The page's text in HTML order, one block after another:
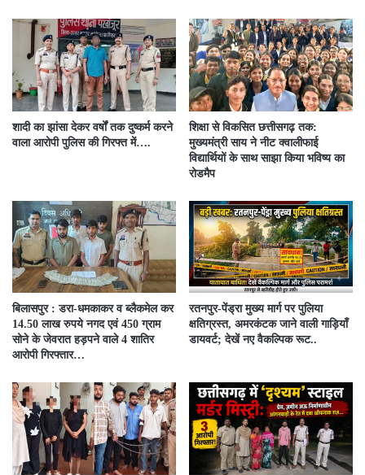
शादी का झांसा देकर वर्षों तक दुष्कर्म करने
वाला आरोपी पुलिस की गिरफ्त में….
शिक्षा से विकसित छत्तीसगढ़ तक:
मुख्यमंत्री साय ने नीट क्वालीफाई
विद्यार्थियों के साथ साझा किया भविष्य का
रोडमैप
बिलासपुर : डरा-धमकाकर व ब्लैकमेल कर
14.50 लाख रुपये नगद एवं 450 ग्राम
सोने के जेवरात हड़पने वाले 4 शातिर
आरोपी गिरफ्तार…
रतनपुर-पेंड्रा मुख्य मार्ग पर पुलिया
क्षतिग्रस्त, अमरकंटक जाने वाली गाड़ियाँ
डायवर्ट; देखें नए वैकल्पिक रूट..